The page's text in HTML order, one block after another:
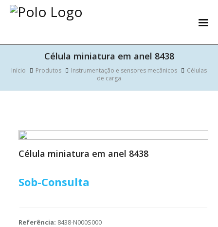
Célula miniatura em anel 8438
Início Produtos Instrumentação e sensores mecânicos
Células
de carga
Célula miniatura em anel 8438
Sob-Consulta
Referência: 8438-N000S000